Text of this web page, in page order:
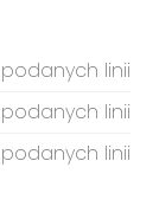
podanych linii
podanych linii
podanych linii